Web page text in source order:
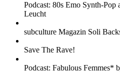
Podcast: 80s Emo Synth-
Leucht
subculture Magazin Soli
Save The Rave!
Podcast: Fabulous Femmes*